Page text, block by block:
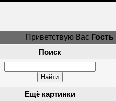
Приветствую Вас Гость
Поиск
Ещё картинки